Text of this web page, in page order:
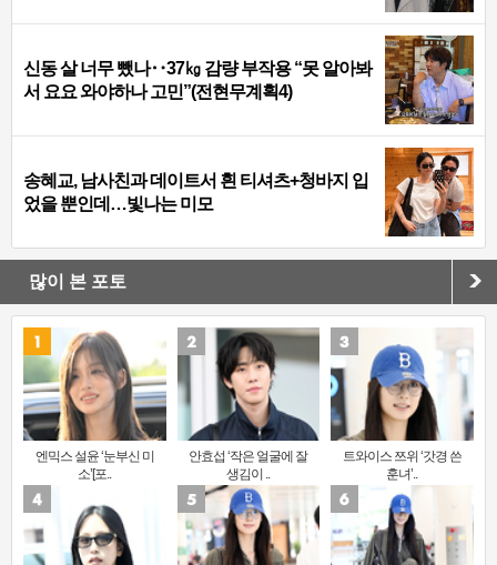
신동 살 너무 뺐나‥37㎏ 감량 부작용 “못 알아봐
서 요요 와야하나 고민”(전현무계획4)
송혜교, 남사친과 데이트서 흰 티셔츠+청바지 입
었을 뿐인데…빛나는 미모
많이 본 포토
엔믹스 설윤 ‘눈부신 미
소’[포..
안효섭 ‘작은 얼굴에 잘
생김이 ..
트와이스 쯔위 ‘갓경 쓴
훈녀’..